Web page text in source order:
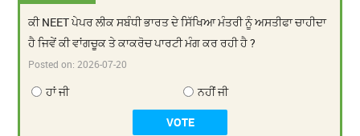
ਕੀ NEET ਪੇਪਰ ਲੀਕ ਸਬੰਧੀ ਭਾਰਤ ਦੇ ਸਿੱਖਿਆ ਮੰਤਰੀ ਨੂੰ ਅਸਤੀਫਾ ਚਾਹੀਦਾ
ਹੈ ਜਿਵੇਂ ਕੀ ਵਾਂਗਚੂਕ ਤੇ ਕਾਕਰੋਚ ਪਾਰਟੀ ਮੰਗ ਕਰ ਰਹੀ ਹੈ ?
Posted on:2026-07-20
ਹਾਂ ਜੀ ਨਹੀਂ ਜੀ